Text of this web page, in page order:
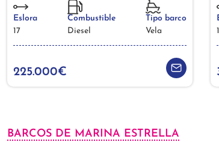
Eslora
17
Combustible
Diesel
Tipo barco
Vela
225.000€
BARCOS DE MARINA ESTRELLA